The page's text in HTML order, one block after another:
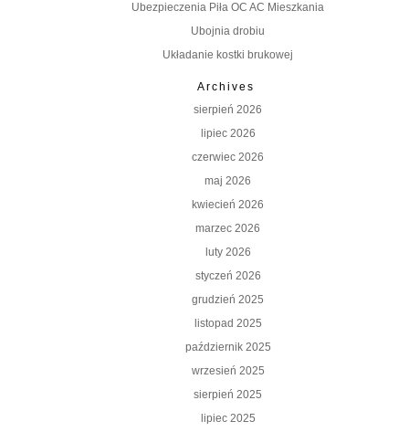
Ubezpieczenia Piła OC AC Mieszkania
Ubojnia drobiu
Układanie kostki brukowej
Archives
sierpień 2026
lipiec 2026
czerwiec 2026
maj 2026
kwiecień 2026
marzec 2026
luty 2026
styczeń 2026
grudzień 2025
listopad 2025
październik 2025
wrzesień 2025
sierpień 2025
lipiec 2025